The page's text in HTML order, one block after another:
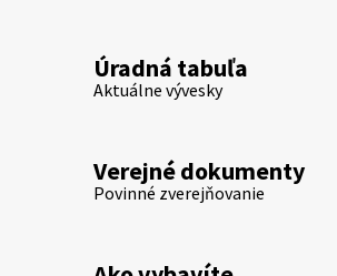
Úradná tabuľa
Aktuálne vývesky
Verejné dokumenty
Povinné zverejňovanie